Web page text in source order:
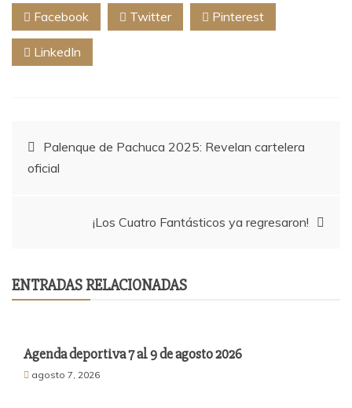
Facebook Twitter Pinterest
LinkedIn
Navegación
de
entradas
Palenque de Pachuca 2025: Revelan cartelera
oficial
¡Los Cuatro Fantásticos ya regresaron!
ENTRADAS RELACIONADAS
Agenda deportiva 7 al 9 de agosto 2026
agosto 7, 2026